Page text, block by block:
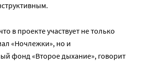
в проекте участвует не только
«Ночлежки», но и
фонд «Второе дыхание», говорит